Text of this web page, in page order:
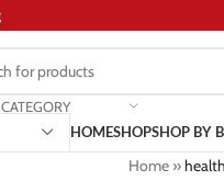
HOMESHOPSHOP BY
Home»